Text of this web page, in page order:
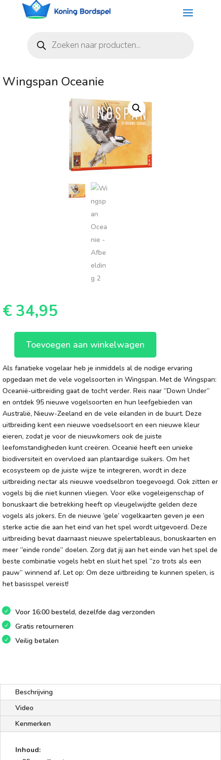
zoeken
Wingspan Oceanie
€ 34,95
Wingspan
aantal
Toevoegen aan winkelwagen
Als fanatieke vogelaar heb je inmiddels al de nodige ervaring
opgedaan met de vele vogelsoorten in Wingspan. Met de Wingspan:
Oceanië-uitbreiding gaat de tocht verder. Reis naar “Down Under”
en ontdek 95 nieuwe vogelsoorten en hun leefgebieden van
Australië, Nieuw-Zeeland en de vele eilanden in de buurt. Deze
uitbreiding kent een nieuwe voedselsoort en een nieuwe kleur
eieren, zodat je voor de nieuwkomers ook de juiste
leefomstandigheden kunt creëren. Oceanië heeft een unieke
biodiversiteit en overvloed aan plantaardige suikers. Om het
ecosysteem op de juiste wijze te integreren, wordt in deze
uitbreiding nectar als nieuwe voedselbron toegevoegd. Ook zitten er
vogels bij die niet kunnen vliegen. Voor elke vogeleigenschap of
bonuskaart die betrekking heeft op vleugelwijdte gelden deze
vogels als jokers. En de nieuwe ‘gele’ vogelkaarten geven je een
sterke actie die aan het eind van het spel wordt uitgevoerd. Deze
uitbreiding bevat daarnaast nieuwe spelertableaus, bonuskaarten en
meer “einde ronde” doelen. Zorg dat jij aan het einde van het spel de
beste combinatie vogels hebt en sluit het spel “zo trots als een
pauw” winnend af. Let op: Om deze uitbreiding te kunnen spelen, is
het basisspel vereist!
Voor 16:00 besteld, dezelfde dag verzonden
Gratis retourneren
Veilig betalen
Beschrijving
Video
Kenmerken
Inhoud: